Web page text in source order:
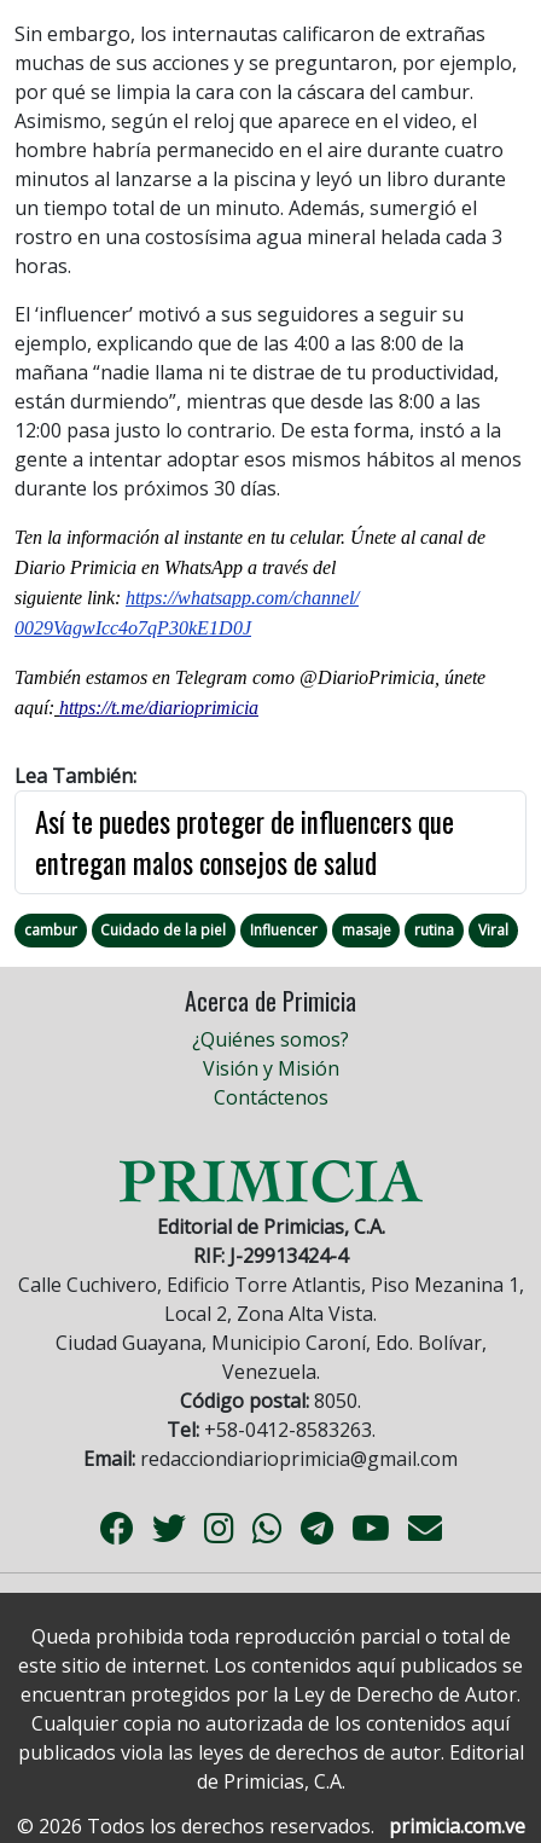
Sin embargo, los internautas calificaron de extrañas
muchas de sus acciones y se preguntaron, por ejemplo,
por qué se limpia la cara con la cáscara del cambur.
Asimismo, según el reloj que aparece en el video, el
hombre habría permanecido en el aire durante cuatro
minutos al lanzarse a la piscina y leyó un libro durante
un tiempo total de un minuto. Además, sumergió el
rostro en una costosísima agua mineral helada cada 3
horas.
El ‘influencer’ motivó a sus seguidores a seguir su
ejemplo, explicando que de las 4:00 a las 8:00 de la
mañana “nadie llama ni te distrae de tu productividad,
están durmiendo”, mientras que desde las 8:00 a las
12:00 pasa justo lo contrario. De esta forma, instó a la
gente a intentar adoptar esos mismos hábitos al menos
durante los próximos 30 días.
Ten la información al instante en tu celular. Únete al canal de
Diario Primicia en WhatsApp a través del
siguiente link: https://whatsapp.com/channel/
0029VagwIcc4o7qP30kE1D0J
También estamos en Telegram como @DiarioPrimicia, únete
aquí: https://t.me/diarioprimicia
Lea También:
Así te puedes proteger de influencers que
entregan malos consejos de salud
cambur Cuidado de la piel Influencer masaje rutina Viral
Acerca de Primicia
¿Quiénes somos?
Visión y Misión
Contáctenos
Editorial de Primicias, C.A.
RIF: J-29913424-4
Calle Cuchivero, Edificio Torre Atlantis, Piso Mezanina 1,
Local 2, Zona Alta Vista.
Ciudad Guayana, Municipio Caroní, Edo. Bolívar,
Venezuela.
Código postal:8050.
Tel:+58-0412-8583263.
Email: redacciondiarioprimicia@gmail.com
Queda prohibida toda reproducción parcial o total de
este sitio de internet. Los contenidos aquí publicados se
encuentran protegidos por la Ley de Derecho de Autor.
Cualquier copia no autorizada de los contenidos aquí
publicados viola las leyes de derechos de autor. Editorial
de Primicias, C.A.
© 2026 Todos los derechos reservados.
primicia.com.ve